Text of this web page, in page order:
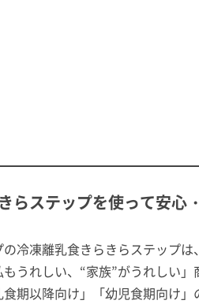
らステップを使って安心
の冷凍離乳食きらきらステップ
もうれしい、“家族”がうれしい」
食期以降向け」「幼児食期向け」